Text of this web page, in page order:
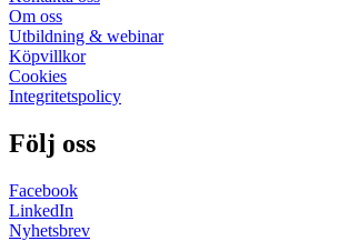
Om oss
Utbildning & webinar
Köpvillkor
Cookies
Integritetspolicy
Följ oss
Facebook
LinkedIn
Nyhetsbrev